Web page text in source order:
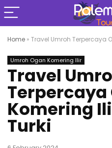
Home » Travel Umroh Terpercaya
Umroh Ogan Komering Ilir
Travel
Terpercaya
Komering
Turki